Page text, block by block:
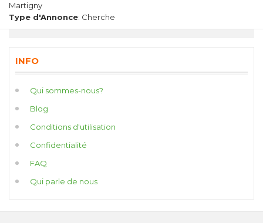
Martigny
Type d'Annonce: Cherche
INFO
Qui sommes-nous?
Blog
Conditions d'utilisation
Confidentialité
FAQ
Qui parle de nous